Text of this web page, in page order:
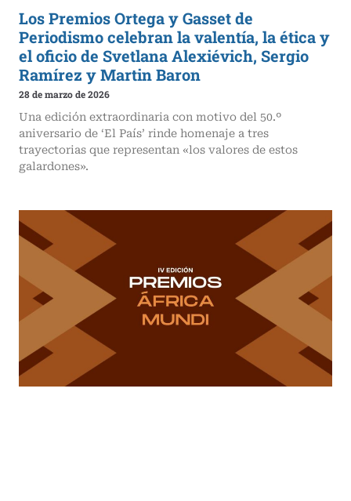
Los Premios Ortega y Gasset de
Periodismo celebran la valentía, la ética y
el oficio de Svetlana Alexiévich, Sergio
Ramírez y Martin Baron
28 de marzo de 2026
Una edición extraordinaria con motivo del 50.º
aniversario de ‘El País’ rinde homenaje a tres
trayectorias que representan «los valores de estos
galardones».